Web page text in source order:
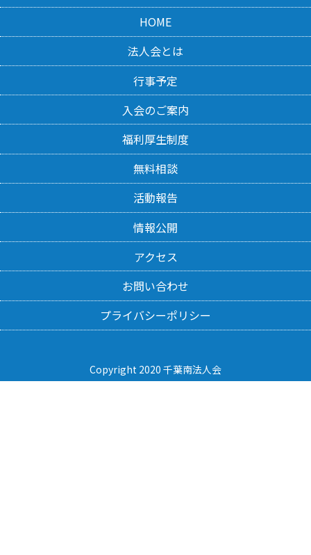
HOME
法人会とは
行事予定
入会のご案内
福利厚生制度
無料相談
活動報告
情報公開
アクセス
お問い合わせ
プライバシーポリシー
Copyright 2020 千葉南法人会